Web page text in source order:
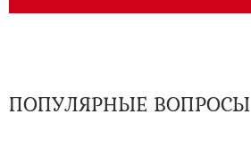
ПОПУЛЯРНЫЕ ВОПРОСЫ